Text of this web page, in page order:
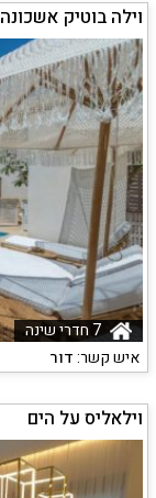
וילה בוטיק אשכונה
7 חדרי שינה
איש קשר:דור
וילאליס על הים